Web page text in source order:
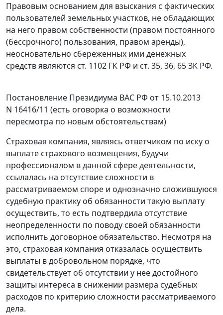
Правовым основанием для взыскания с фактических
пользователей земельных участков, не обладающих
на него правом собственности (правом постоянного
(бессрочного) пользования, правом аренды),
неосновательно сбереженных ими денежных
средств являются ст. 1102 ГК РФ и ст. 35, 36, 65ЗК РФ.
Постановление Президиума ВАС РФ от 15.10.2013
N 16416/11 (есть оговорка о возможности
пересмотра по новым обстоятельствам)
Страховая компания, являясь ответчиком по иску о
выплате страхового возмещения, будучи
профессионалом в данной сфере деятельности,
ссылалась на отсутствие сложности в
рассматриваемом споре и однозначно сложившуюся
судебную практику об обязанности такую выплату
осуществить, то есть подтвердила отсутствие
неопределенности по поводу своей обязанности
исполнить договорное обязательство. Несмотря на
это, страховая компания отказалась осуществить
выплаты в добровольном порядке, что
свидетельствует об отсутствии у нее достойного
защиты интереса в снижении размера судебных
расходов по критерию сложности рассматриваемого
дела.